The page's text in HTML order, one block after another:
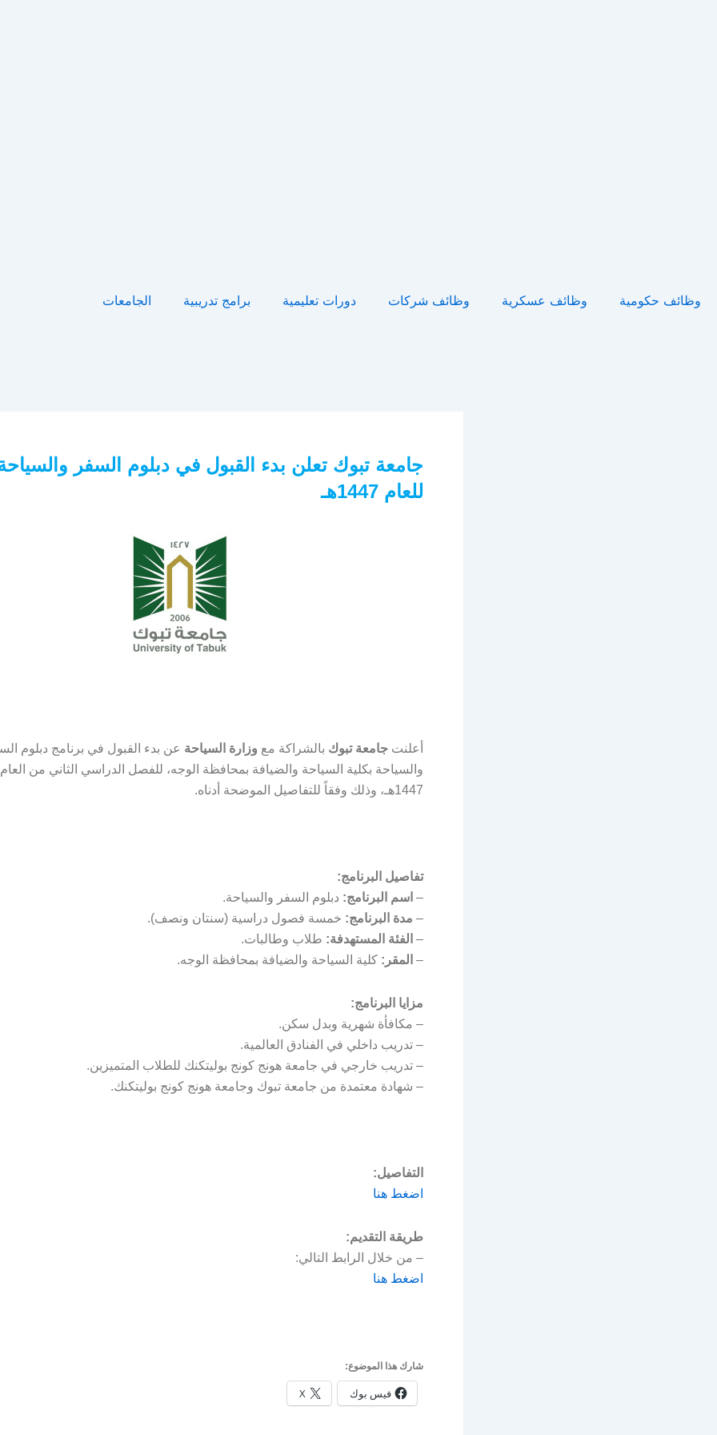
وظائف حكومية وظائف عسكرية وظائف شركات دورات تعليمية برامج تدريبية الجامعات
جامعة تبوك تعلن بدء القبول في دبلوم السفر
للعام 1447هـ
أعلنت جامعة تبوك بالشراكة مع وزارة السياحة عن بدء القبول في برنامج دبلوم
والسياحة بكلية السياحة والضيافة بمحافظة الوجه، للفصل الدراسي الثاني من
1447هـ، وذلك وفقاً للتفاصيل الموضحة أدناه.
تفاصيل البرنامج:
– اسم البرنامج: دبلوم السفر والسياحة.
– مدة البرنامج: خمسة فصول دراسية (سنتان ونصف).
– الفئة المستهدفة: طلاب وطالبات.
– المقر: كلية السياحة والضيافة بمحافظة الوجه.
مزايا البرنامج:
– مكافأة شهرية وبدل سكن.
– تدريب داخلي في الفنادق العالمية.
– تدريب خارجي في جامعة هونج كونج بوليتكنك للطلاب المتميزين.
– شهادة معتمدة من جامعة تبوك وجامعة هونج كونج بوليتكنك.
التفاصيل:
اضغط هنا
طريقة التقديم:
– من خلال الرابط التالي:
اضغط هنا
شارك هذا الموضوع:
فيس بوك X